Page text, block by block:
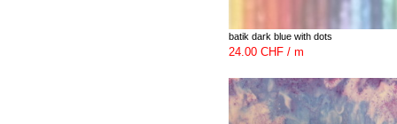
batik dark blue with dots
24.00 CHF / m